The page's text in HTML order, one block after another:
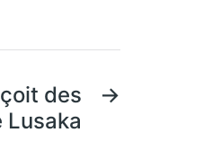
→
des
Lusaka